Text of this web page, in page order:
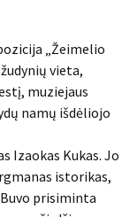
„Žeimelio
vieta,
muziejaus
namų išdėliojo
Izaokas Kukas. Jo
istorikas,
prisiminta